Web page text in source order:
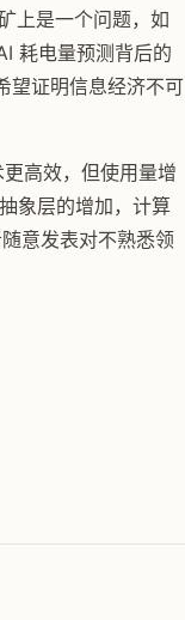
上是一个问题，如
耗电量预测背后的
望证明信息经济不可
高效，但使用量增
象层的增加，计算
意发表对不熟悉领